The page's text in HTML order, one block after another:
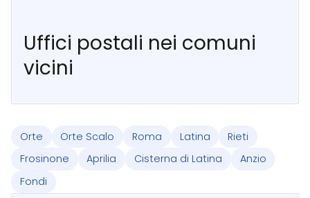
Uffici postali nei comuni
vicini
Orte Orte Scalo Roma Latina
Rieti
Frosinone
Aprilia Cisterna di Latina
Anzio
Fondi